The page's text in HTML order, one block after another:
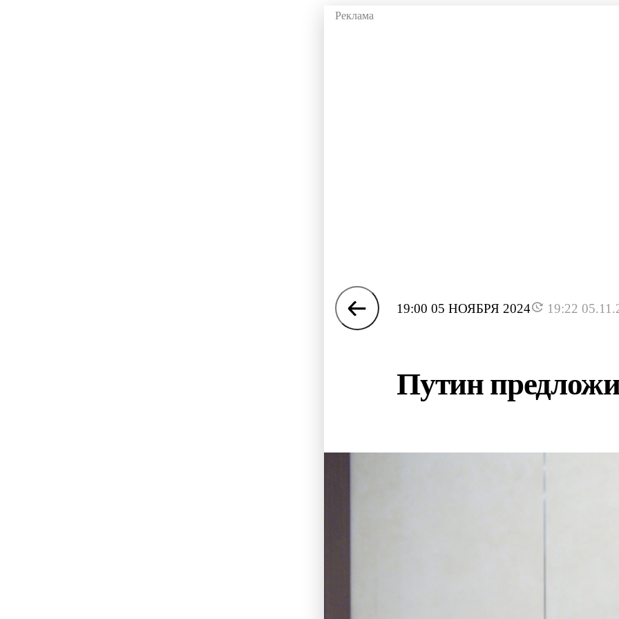
19:00 05 НОЯБРЯ 2024 19:22
Путин